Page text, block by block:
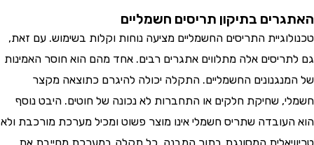
בתיקון תריסים חשמליים
התריסים החשמליים מציעה נוחות וקלות בשימוש. עם זאת,
אלה מתלווים אתגרים רבים. אחד מהם הוא חוסר האמינות
החשמליים. התקלה יכולה להיגרם כתוצאה מקצר
שחיקת חלקים או התחברות לא נכונה של חוטים. היבט נוסף
שתריס חשמלי אינו מוצר פשוט ומכיל מערכת מורכבת ולא